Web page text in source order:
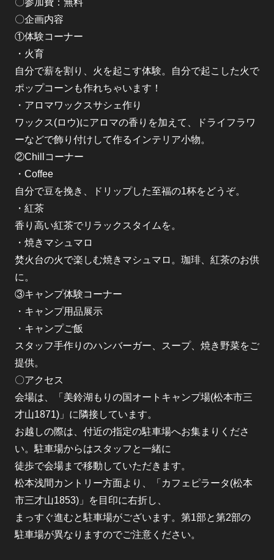
〇企画内容
①体験コーナー
・火育
自分で薪を割り、火を起こす体験。自分で起こした火で
ポップコーンも作れちゃいます！
・アロマワックスサシェ作り
ワックス(ロウ)にアロマの香りを加えて、ドライフラワ
ーなどで飾り付けして作るインテリア小物。
②Chillコーナー
・Coffee
自分で豆を挽き、ドリップした至福の1杯をどうぞ。
・紅茶
香り高い紅茶でリラックスタイムを。
・焼きマシュマロ
焚火台の火で楽しむ焼きマシュマロ。珈琲、紅茶のお供
に。
③キャンプ体験コーナー
・キャンプ用品展示
・キャンプご飯
スタッフ手作りのハンバーガー、スープ、焼き野菜をご
提供。
〇アクセス
会場は、「美鈴湖もりの国オートキャンプ場(松本市三
才山1871)」に隣接しています。
お越しの際は、付近の指定の駐車場へお集まりくださ
い。駐車場からはスタッフと一緒に
徒歩で会場まで移動していただきます。
松本浅間カントリー方面より、「カフェピラータ(松本
市三才山1853)」を目印に右折し、
まっすぐ進むと駐車場がございます。第1部と第2部の
駐車場が異なりますのでご注意ください。